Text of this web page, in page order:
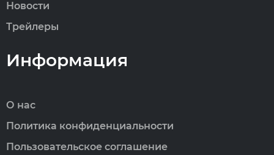
Новости
Трейлеры
Информация
О нас
Политика конфиденциальности
Пользовательское соглашение